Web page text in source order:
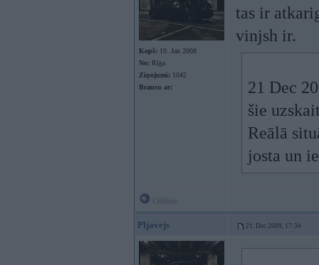
Kopš: 19. Jan 2008
No: Rīga
Ziņojumi: 1042
Braucu ar:
tas ir
vinjsh ir.
21 Dec
šie
Reālā
josta un
Pljavejs 21. Dec 2009, 17:34